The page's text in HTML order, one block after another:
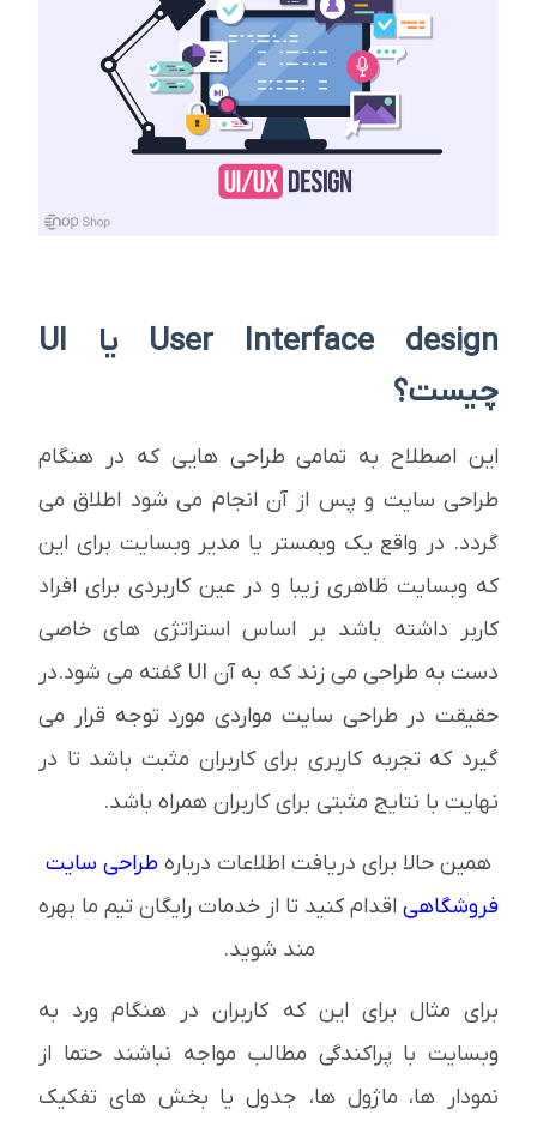
User Interface design یا UI
چیست؟
این اصطلاح به تمامی طراحی هایی که در هنگام
طراحی سایت و پس از آن انجام می شود اطلاق می
گردد. در واقع یک وبمستر یا مدیر وبسایت برای این
که وبسایت ظاهری زیبا و در عین کاربردی برای افراد
کاربر داشته باشد بر اساس استراتژی های خاصی
دست به طراحی می زند که به آن UI گفته می شود.در
حقیقت در طراحی سایت مواردی مورد توجه قرار می
گیرد که تجربه کاربری برای کاربران مثبت باشد تا در
نهایت با نتایج مثبتی برای کاربران همراه باشد.
همین حالا برای دریافت اطلاعات درباره طراحی سایت
فروشگاهی اقدام کنید تا از خدمات رایگان تیم ما بهره
مند شوید.
برای مثال برای این که کاربران در هنگام ورد به
وبسایت با پراکندگی مطالب مواجه نباشند حتما از
نمودار ها، ماژول ها، جدول یا بخش های تفکیک